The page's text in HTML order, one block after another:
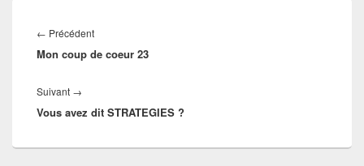
de
← PrécédentArticle
précédent :
Mon coup de coeur 23
Suivant →
suivant :
Vous avez dit STRATEGIES ?